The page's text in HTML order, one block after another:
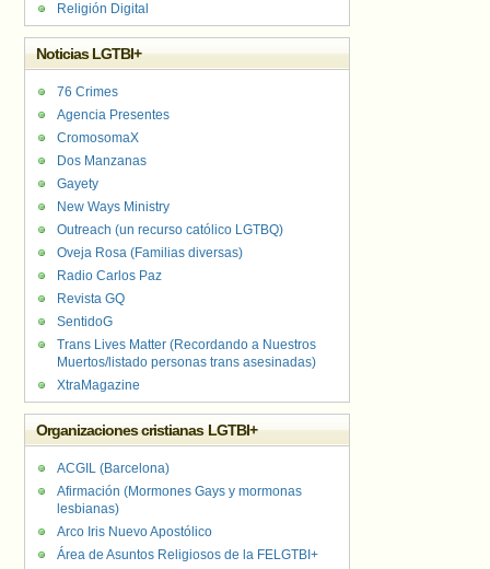
Religión Digital
Noticias LGTBI+
76 Crimes
Agencia Presentes
CromosomaX
Dos Manzanas
Gayety
New Ways Ministry
Outreach (un recurso católico LGTBQ)
Oveja Rosa (Familias diversas)
Radio Carlos Paz
Revista GQ
SentidoG
Trans Lives Matter (Recordando a Nuestros
Muertos/listado personas trans asesinadas)
XtraMagazine
Organizaciones cristianas LGTBI+
ACGIL (Barcelona)
Afirmación (Mormones Gays y mormonas
lesbianas)
Arco Iris Nuevo Apostólico
Área de Asuntos Religiosos de la FELGTBI+